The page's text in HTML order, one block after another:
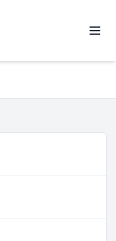
werden von